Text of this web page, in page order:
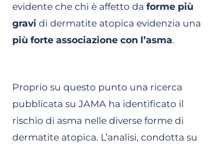
evidente che chi è affetto da forme più
gravi di dermatite atopica evidenzia una
più forte associazione con l’asma.
Proprio su questo punto una ricerca
pubblicata su JAMA ha identificato il
rischio di asma nelle diverse forme di
dermatite atopica. L’analisi, condotta su